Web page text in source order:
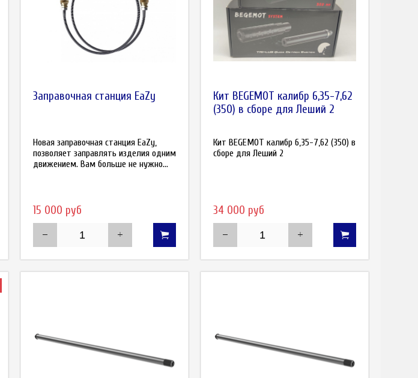
Заправочная станция EaZy
Новая заправочная станция EaZy,
позволяет заправлять изделия одним
движением. Вам больше не нужно...
15 000 руб
Кит BEGEMOT калибр 6,35-7,62
(350) в сборе для Леший 2
Кит BEGEMOT калибр 6,35-7,62 (350) в
сборе для Леший 2
34 000 руб